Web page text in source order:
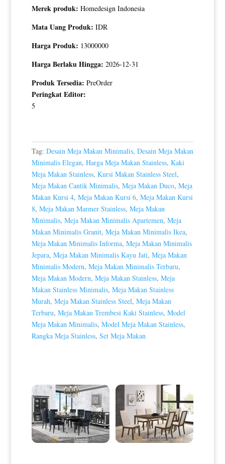
Merek produk: Homedesign Indonesia
Mata Uang Produk: IDR
Harga Produk: 13000000
Harga Berlaku Hingga: 2026-12-31
Produk Tersedia: PreOrder
Peringkat Editor:
5
Tag: Desain Meja Makan Minimalis, Desain Meja Makan
Minimalis Elegan, Harga Meja Makan Stainless, Kaki
Meja Makan Stainless, Kursi Makan Stainless Steel,
Meja Makan Cantik Minimalis, Meja Makan Duco, Meja
Makan Kursi 4, Meja Makan Kursi 6, Meja Makan Kursi
8, Meja Makan Marmer Stainless, Meja Makan
Minimalis, Meja Makan Minimalis Apartemen, Meja
Makan Minimalis Granit, Meja Makan Minimalis Ikea,
Meja Makan Minimalis Informa, Meja Makan Minimalis
Jepara, Meja Makan Minimalis Kayu Jati, Meja Makan
Minimalis Modern, Meja Makan Minimalis Terbaru,
Meja Makan Modern, Meja Makan Stainless, Meja
Makan Stainless Minimalis, Meja Makan Stainless
Murah, Meja Makan Stainless Steel, Meja Makan
Terbaru, Meja Makan Trembesi Kaki Stainless, Model
Meja Makan Minimalis, Model Meja Makan Stainless,
Rangka Meja Stainless, Set Meja Makan